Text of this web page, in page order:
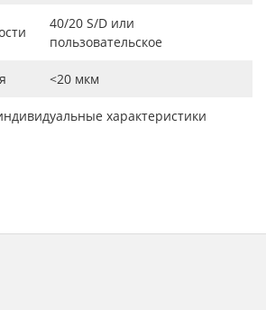
40/20 S/D или
пользовательское
<20 мкм
характеристики